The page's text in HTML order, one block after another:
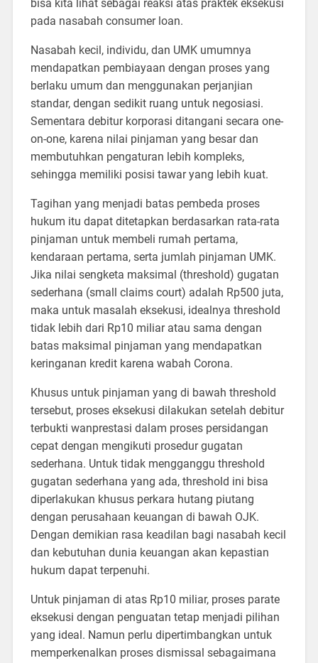
bisa kita lihat sebagai reaksi atas praktek eksekusi
pada nasabah consumer loan.
Nasabah kecil, individu, dan UMK umumnya
mendapatkan pembiayaan dengan proses yang
berlaku umum dan menggunakan perjanjian
standar, dengan sedikit ruang untuk negosiasi.
Sementara debitur korporasi ditangani secara one-
on-one, karena nilai pinjaman yang besar dan
membutuhkan pengaturan lebih kompleks,
sehingga memiliki posisi tawar yang lebih kuat.
Tagihan yang menjadi batas pembeda proses
hukum itu dapat ditetapkan berdasarkan rata-rata
pinjaman untuk membeli rumah pertama,
kendaraan pertama, serta jumlah pinjaman UMK.
Jika nilai sengketa maksimal (threshold) gugatan
sederhana (small claims court) adalah Rp500 juta,
maka untuk masalah eksekusi, idealnya threshold
tidak lebih dari Rp10 miliar atau sama dengan
batas maksimal pinjaman yang mendapatkan
keringanan kredit karena wabah Corona.
Khusus untuk pinjaman yang di bawah threshold
tersebut, proses eksekusi dilakukan setelah debitur
terbukti wanprestasi dalam proses persidangan
cepat dengan mengikuti prosedur gugatan
sederhana. Untuk tidak mengganggu threshold
gugatan sederhana yang ada, threshold ini bisa
diperlakukan khusus perkara hutang piutang
dengan perusahaan keuangan di bawah OJK.
Dengan demikian rasa keadilan bagi nasabah kecil
dan kebutuhan dunia keuangan akan kepastian
hukum dapat terpenuhi.
Untuk pinjaman di atas Rp10 miliar, proses parate
eksekusi dengan penguatan tetap menjadi pilihan
yang ideal. Namun perlu dipertimbangkan untuk
memperkenalkan proses dismissal sebagaimana